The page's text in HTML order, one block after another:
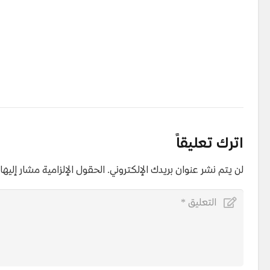
اترك تعليقاً
لن يتم نشر عنوان بريدك الإلكتروني. الحقول الإلزامية مشار